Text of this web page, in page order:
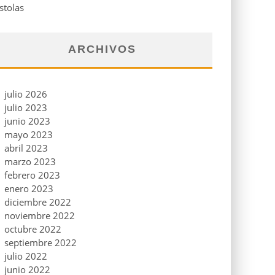
ARCHIVOS
julio 2026
julio 2023
junio 2023
mayo 2023
abril 2023
marzo 2023
febrero 2023
enero 2023
diciembre 2022
noviembre 2022
octubre 2022
septiembre 2022
julio 2022
junio 2022